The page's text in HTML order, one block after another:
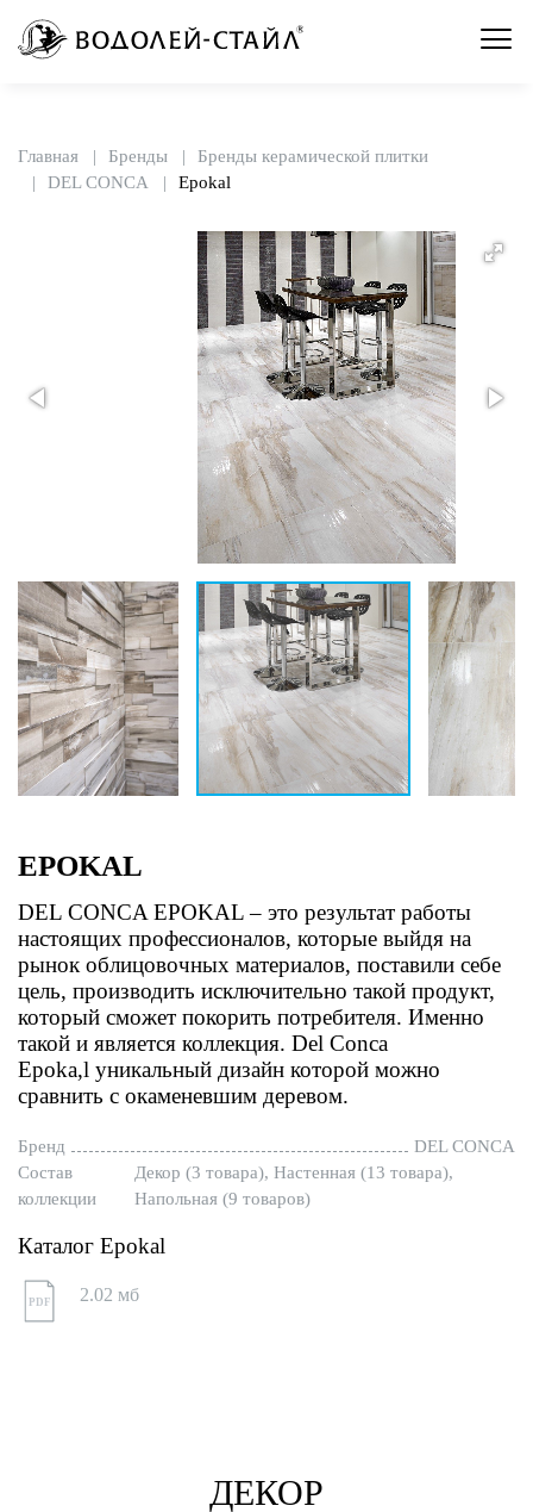
Главная Бренды
Бренды керамической плитки
DEL CONCA
Epokal
EPOKAL
DEL CONCA EPOKAL – это результат работы
настоящих профессионалов, которые выйдя на
рынок облицовочных материалов, поставили себе
цель, производить исключительно такой продукт,
который сможет покорить потребителя. Именно
такой и является коллекция. Del Conca
Epoka,l уникальный дизайн которой можно
сравнить с окаменевшим деревом.
Бренд
DEL CONCA
Состав
коллекции
Декор (3 товара), Настенная (13 товара),
Напольная (9 товаров)
Каталог Epokal
PDF 2.02 мб
ДЕКОР